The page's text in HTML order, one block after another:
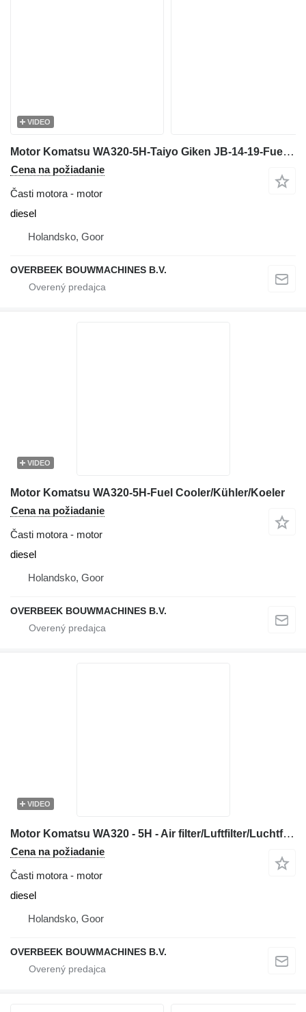
VIDEO
Motor Komatsu WA320-5H-Taiyo Giken JB-14-19-Fuel filter
Cena na požiadanie
Časti motora - motor
diesel
Holandsko, Goor
OVERBEEK BOUWMACHINES B.V.
VIDEO
Motor Komatsu WA320-5H-Fuel Cooler/Kühler/Koeler
Cena na požiadanie
Časti motora - motor
diesel
Holandsko, Goor
OVERBEEK BOUWMACHINES B.V.
VIDEO
Motor Komatsu WA320 - 5H - Air filter/Luftfilter/Luchtfilter
Cena na požiadanie
Časti motora - motor
diesel
Holandsko, Goor
OVERBEEK BOUWMACHINES B.V.